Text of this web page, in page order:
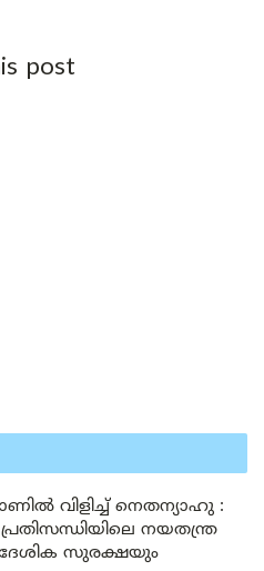
post
വിളിച്ച് നെതന്യാഹു :
നയതന്ത്ര
സുരക്ഷയും